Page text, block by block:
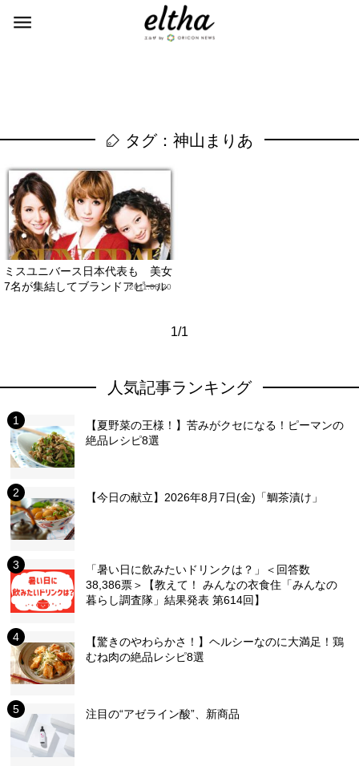
タグ：神山まりあ
ミスユニバース日本代表も 美女
7名が集結してブランドアピール
2011.08.20
1/1
人気記事ランキング
【夏野菜の王様！】苦みがクセになる！ピーマンの
絶品レシピ8選
【今日の献立】2026年8月7日(金)「鯛茶漬け」
「暑い日に飲みたいドリンクは？」＜回答数
38,386票＞【教えて！ みんなの衣食住「みんなの
暮らし調査隊」結果発表 第614回】
【驚きのやわらかさ！】ヘルシーなのに大満足！鶏
むね肉の絶品レシピ8選
注目の“アゼライン酸”、新商品